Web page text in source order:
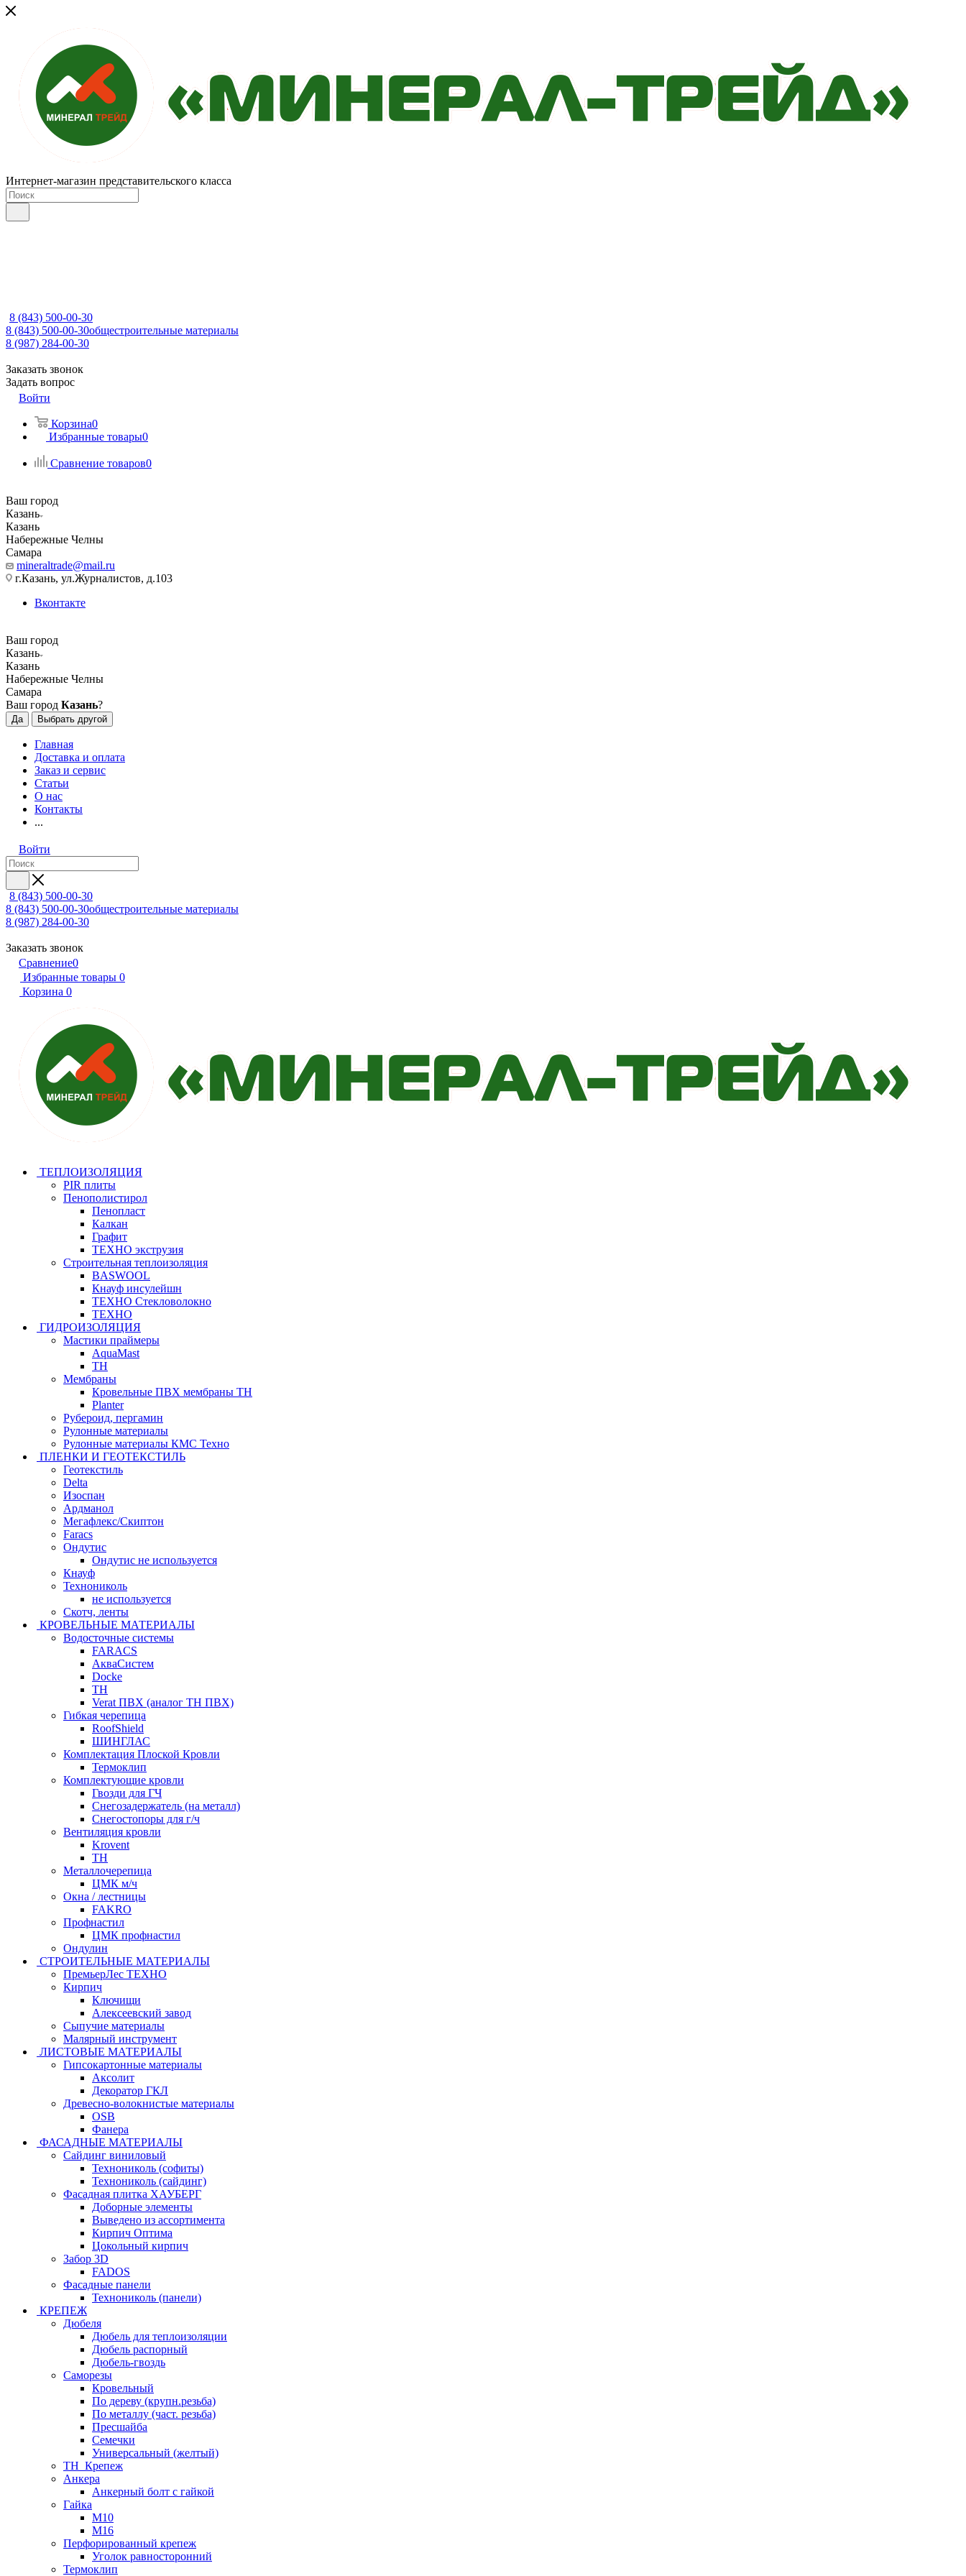
Интернет-магазин представительского класса
8 (843) 500-00-30
8 (843) 500-00-30общестроительные материалы
8 (987) 284-00-30
Заказать звонок
Задать вопрос
Войти
Корзина0
Избранные товары0
Сравнение товаров0
Ваш город
Казань
Казань
Набережные Челны
Самара
mineraltrade@mail.ru
г.Казань, ул.Журналистов, д.103
Вконтакте
Ваш город
Казань
Казань
Набережные Челны
Самара
Ваш город Казань?
Да Выбрать другой
Главная
Доставка и оплата
Заказ и сервис
Статьи
О нас
Контакты
...
Войти
8 (843) 500-00-30
8 (843) 500-00-30общестроительные материалы
8 (987) 284-00-30
Заказать звонок
Сравнение0
Избранные товары 0
Корзина 0
ТЕПЛОИЗОЛЯЦИЯ
PIR плиты
Пенополистирол
Пенопласт
Калкан
Графит
ТЕХНО экструзия
Строительная теплоизоляция
BASWOOL
Кнауф инсулейшн
ТЕХНО Стекловолокно
ТЕХНО
ГИДРОИЗОЛЯЦИЯ
Мастики праймеры
AquaMast
ТН
Мембраны
Кровельные ПВХ мембраны ТН
Planter
Рубероид, пергамин
Рулонные материалы
Рулонные материалы КМС Техно
ПЛЕНКИ И ГЕОТЕКСТИЛЬ
Геотекстиль
Delta
Изоспан
Ардманол
Мегафлекс/Скиптон
Faracs
Ондутис
Ондутис не используется
Кнауф
Технониколь
не используется
Скотч, ленты
КРОВЕЛЬНЫЕ МАТЕРИАЛЫ
Водосточные системы
FARACS
АкваСистем
Docke
ТН
Verat ПВХ (аналог ТН ПВХ)
Гибкая черепица
RoofShield
ШИНГЛАС
Комплектация Плоской Кровли
Термоклип
Комплектующие кровли
Гвозди для ГЧ
Снегозадержатель (на металл)
Снегостопоры для г/ч
Вентиляция кровли
Krovent
ТН
Металлочерепица
ЦМК м/ч
Окна / лестницы
FAKRO
Профнастил
ЦМК профнастил
Ондулин
СТРОИТЕЛЬНЫЕ МАТЕРИАЛЫ
ПремьерЛес ТЕХНО
Кирпич
Ключищи
Алексеевский завод
Сыпучие материалы
Малярный инструмент
ЛИСТОВЫЕ МАТЕРИАЛЫ
Гипсокартонные материалы
Аксолит
Декоратор ГКЛ
Древесно-волокнистые материалы
OSB
Фанера
ФАСАДНЫЕ МАТЕРИАЛЫ
Сайдинг виниловый
Технониколь (софиты)
Технониколь (сайдинг)
Фасадная плитка ХАУБЕРГ
Доборные элементы
Выведено из ассортимента
Кирпич Оптима
Цокольный кирпич
Забор 3D
FADOS
Фасадные панели
Технониколь (панели)
КРЕПЕЖ
Дюбеля
Дюбель для теплоизоляции
Дюбель распорный
Дюбель-гвоздь
Саморезы
Кровельный
По дереву (крупн.резьба)
По металлу (част. резьба)
Пресшайба
Семечки
Универсальный (желтый)
ТН_Крепеж
Анкера
Анкерный болт с гайкой
Гайка
М10
М16
Перфорированный крепеж
Уголок равносторонний
Термоклип